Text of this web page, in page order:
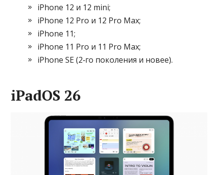
iPhone 12 и 12 mini;
iPhone 12 Pro и 12 Pro Max;
iPhone 11;
iPhone 11 Pro и 11 Pro Max;
iPhone SE (2‑го поколения и новее).
iPadOS 26